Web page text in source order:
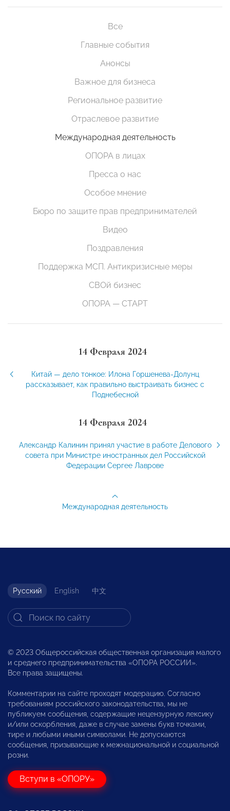
Все
Главные события
Анонсы
Важное для бизнеса
Региональное развитие
Отраслевое развитие
Международная деятельность
ОПОРА в лицах
Пресса о нас
Особое мнение
Бюро по защите прав предпринимателей
Видео
Поздравления
Поддержка МСП. Антикризисные меры
СВОй бизнес
ОПОРА — СТАРТ
14 Февраля 2024
Китай — дело тонкое: Илона Горшенева-Долунц
рассказывает, как правильно выстраивать бизнес с
Поднебесной
14 Февраля 2024
Александр Калинин принял участие в работе Делового
совета при Министре иностранных дел Российской
Федерации Сергее Лаврове
Международная деятельность
Русский English 中文
© 2023 Общероссийская общественная организация малого
и среднего предпринимательства «ОПОРА РОССИИ».
Все права защищены.
Комментарии на сайте проходят модерацию. Согласно
требованиям российского законодательства, мы не
публикуем сообщения, содержащие нецензурную лексику
и/или оскорбления, даже в случае замены букв точками,
тире и любыми иными символами. Не допускаются
сообщения, призывающие к межнациональной и социальной
розни.
Вступи в «ОПОРУ»